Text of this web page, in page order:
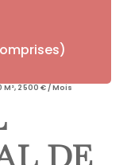
2 500 € / Mois